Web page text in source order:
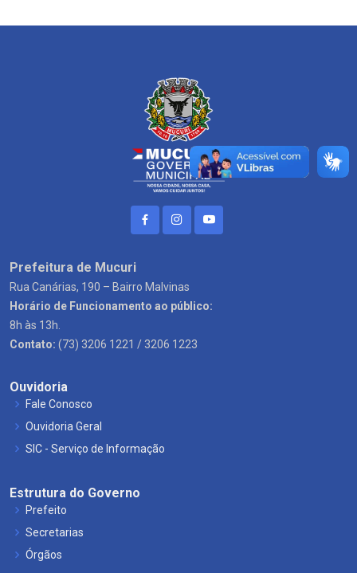
Prefeitura de Mucuri
Rua Canárias, 190 – Bairro Malvinas
Horário de Funcionamento ao público:
8h às 13h.
Contato: (73) 3206 1221 / 3206 1223
Ouvidoria
Fale Conosco
Ouvidoria Geral
SIC - Serviço de Informação
Estrutura do Governo
Prefeito
Secretarias
Órgãos